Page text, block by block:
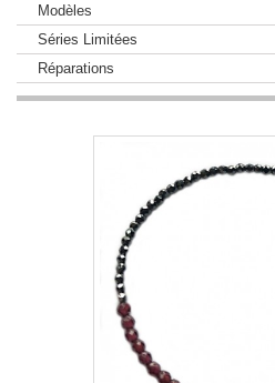
Modèles
Séries Limitées
Réparations